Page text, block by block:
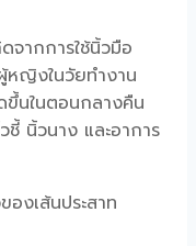
จากการใช้นิ้วมือ
ญิงในวัยทำงาน
ขึ้นในตอนกลางคืน
ชี้ นิ้วนาง และอาการ
งเส้นประสาท